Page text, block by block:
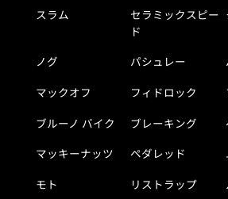
スラム
セラミックスピー
ド
ノグ パシュレー
マックオフ
フィドロック
ブルーノ バイク
ブレーキング
マッキーナッツ
ペダレッド
モト
リストラップ